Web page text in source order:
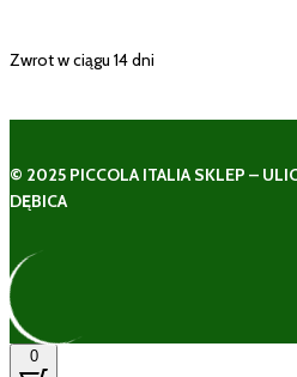
Zwrot w ciągu 14 dni
© 2025 PICCOLA ITALIA SKLEP –
DĘBICA
0